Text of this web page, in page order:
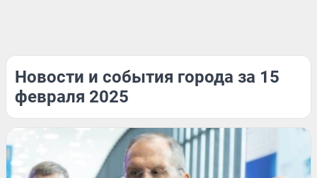
Новости и события города за 15
февраля 2025